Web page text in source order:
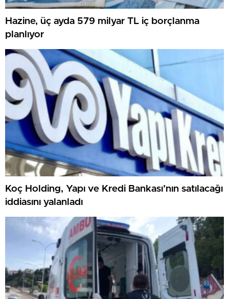
Hazine, üç ayda 579 milyar TL iç borçlanma
planlıyor
Koç Holding, Yapı ve Kredi Bankası’nın satılacağı
iddiasını yalanladı